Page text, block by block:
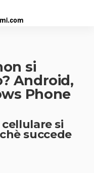
si
Android,
Phone
si
succede